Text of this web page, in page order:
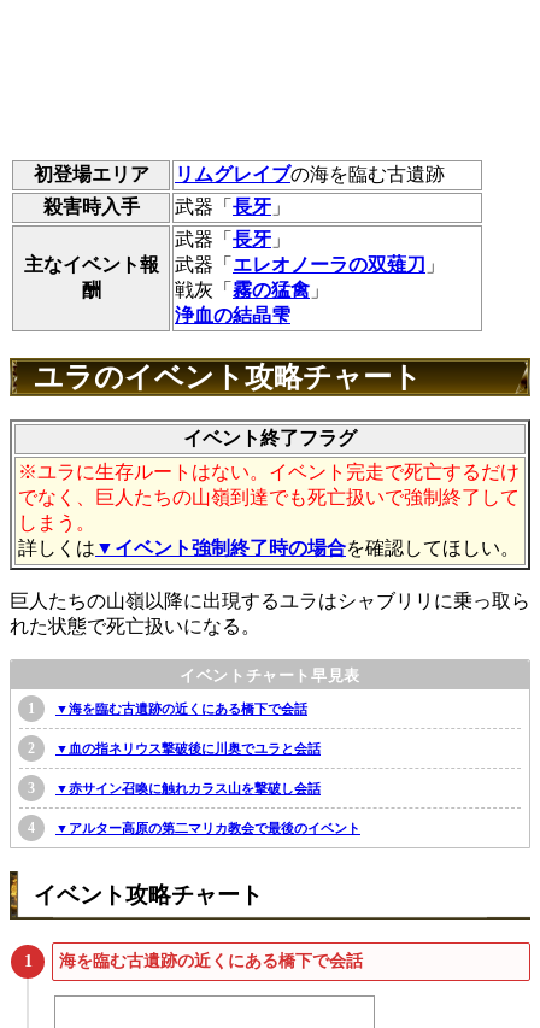
初登場エリア リムグレイブの海を臨む古遺跡
殺害時入手
武器「 長牙 」
主なイベント報
酬
武器「 長牙 」
武器「 エレオノーラの双薙刀 」
戦灰「 霧の猛禽 」
浄血の結晶雫
ユラのイベント攻略チャート
イベント終了フラグ
※ユラに生存ルートはない。イベント完走で死亡するだけ
でなく、巨人たちの山嶺到達でも死亡扱いで強制終了して
しまう。
詳しくは ▼イベント強制終了時の場合を確認してほしい。
巨人たちの山嶺以降に出現するユラはシャブリリに乗っ取ら
れた状態で死亡扱いになる。
イベントチャート早見表
▼海を臨む古遺跡の近くにある橋下で会話
▼血の指ネリウス撃破後に川奥でユラと会話
▼赤サイン召喚に触れカラス山を撃破し会話
▼アルター高原の第二マリカ教会で最後のイベント
イベント攻略チャート
海を臨む古遺跡の近くにある橋下で会話